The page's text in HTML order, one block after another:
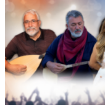
Aydın Sinema salonları
Döviz Kurları
Hava Durumu
İletişim
Künye
Nöbetçi Eczaneler
Süper Lig Puan Durumu